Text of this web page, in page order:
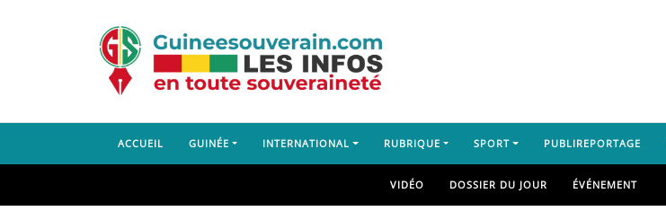
ACCUEIL GUINÉE INTERNATIONAL RUBRIQUE SPORT PUBLIREPORTAGE
VIDÉO DOSSIER DU JOUR ÉVÉNEMENT